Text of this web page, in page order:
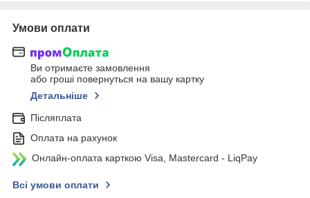
Умови оплати
Ви отримаєте замовлення
або гроші повернуться на вашу картку
Детальніше
Післяплата
Оплата на рахунок
Онлайн-оплата карткою Visa, Mastercard - LiqPay
Всі умови оплати